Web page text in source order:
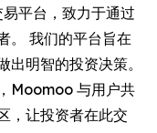
平台，致力于通过
。 我们的平台旨在
明智的投资决策。
Moomoo 与用户共
，让投资者在此交